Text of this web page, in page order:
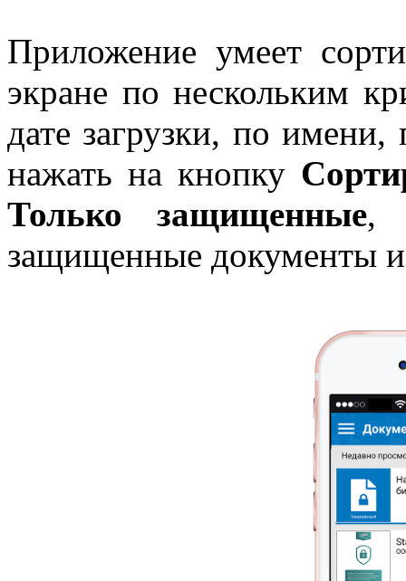
Приложение умеет
экране по нескольким
дате загрузки, по
нажать на кнопку
Только защищенные,
защищенные документы